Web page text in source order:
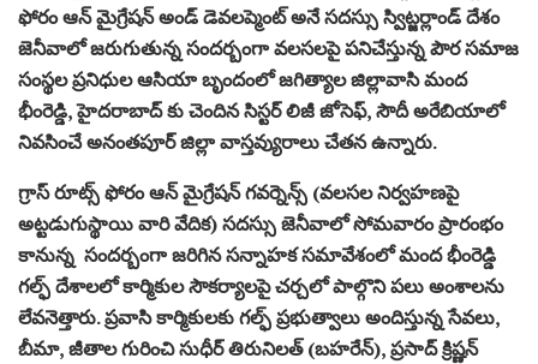
ఫోరం ఆన్ మైగ్రేషన్ అండ్ డెవలప్మెంట్ అనే సదస్సు స్విట్జర్లాండ్ దేశం
జెనీవాలో జరుగుతున్న సందర్బంగా వలసలపై పనిచేస్తున్న పౌర సమాజ
సంస్థల ప్రనిధుల ఆసియా బృందంలో జగిత్యాల జిల్లావాసి మంద
భీంరెడ్డి, హైదరాబాద్ కు చెందిన సిస్టర్ లిజీ జోసెఫ్, సౌదీ అరేబియాలో
నివసించే అనంతపూర్ జిల్లా వాస్తవ్యురాలు చేతన ఉన్నారు.
గ్రాస్ రూట్స్ ఫోరం ఆన్ మైగ్రేషన్ గవర్నెన్స్ (వలసల నిర్వహణపై
అట్టడుగుస్థాయి వారి వేదిక) సదస్సు జెనీవాలో సోమవారం ప్రారంభం
కానున్న సందర్బంగా జరిగిన సన్నాహక సమావేశంలో మంద భీంరెడ్డి
గల్ఫ్ దేశాలలో కార్మికుల సౌకర్యాలపై చర్చలో పాల్గొని పలు అంశాలను
లేవనెత్తారు. ప్రవాసి కార్మికులకు గల్ఫ్ ప్రభుత్వాలు అందిస్తున్న సేవలు,
బీమా, జీతాల గురించి సుధీర్ తిరునిలత్ (బహరేన్), ప్రసాద్ క్రిష్ణన్